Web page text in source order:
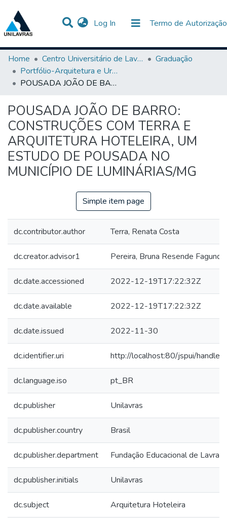
Log In (current) Termo de Autorização
Communities & Collections
Statistics
All of DSpace
Home
Centro Universitário de Lavras-UNILAVRAS
Graduação
Portfólio-Arquitetura e Urbanismo
POUSADA JOÃO DE BARRO: CONSTRUÇÕES COM TERRA E ARQUITETURA HOTELEIRA, UM ESTUDO DE POUSADA NO MUNICÍPIO DE LUMINÁRIAS/MG
POUSADA JOÃO DE BARRO:
CONSTRUÇÕES COM TERRA E
ARQUITETURA HOTELEIRA, UM
ESTUDO DE POUSADA NO
MUNICÍPIO DE LUMINÁRIAS/MG
Simple item page
dc.contributor.author Terra, Renata Costa
dc.creator.advisor1 Pereira, Bruna Resende
dc.date.accessioned 2022-12-19T17:22:32Z
dc.date.available 2022-12-19T17:22:32Z
dc.date.issued 2022-11-30
dc.identifier.uri http://localhost:80/jspui/
dc.language.iso pt_BR
dc.publisher Unilavras
dc.publisher.country Brasil
dc.publisher.department Fundação Educacional de Lavras
dc.publisher.initials Unilavras
dc.subject Arquitetura Hoteleira